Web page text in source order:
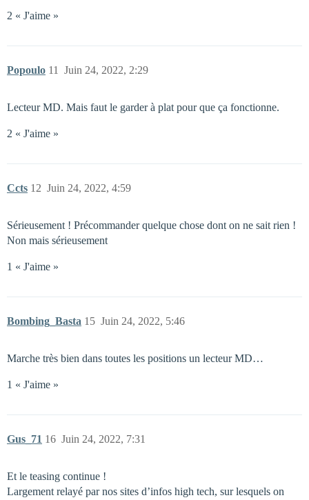
2 « J'aime »
Popoulo Juin 24, 2022, 2:29
11
Lecteur MD. Mais faut le garder à plat pour que ça fonctionne.
2 « J'aime »
Ccts Juin 24, 2022, 4:59
12
Sérieusement ! Précommander quelque chose dont on ne sait rien !
Non mais sérieusement
1 « J'aime »
Bombing_Basta Juin 24, 2022, 5:46
15
Marche très bien dans toutes les positions un lecteur MD…
1 « J'aime »
Gus_71 Juin 24, 2022, 7:31
16
Et le teasing continue !
Largement relayé par nos sites d’infos high tech, sur lesquels on